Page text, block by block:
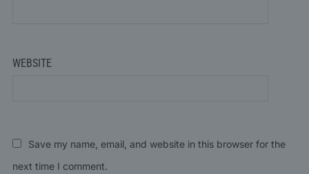
WEBSITE
Save my name, email, and website in this browser for the
next time I comment.